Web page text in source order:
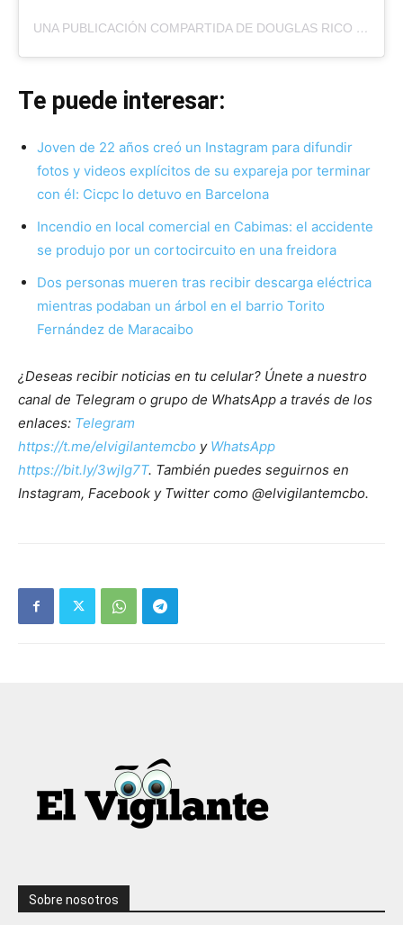
UNA PUBLICACIÓN COMPARTIDA DE DOUGLAS RICO (@DOUGLASRICOVZLA)
Te puede interesar:
Joven de 22 años creó un Instagram para difundir
fotos y videos explícitos de su expareja por terminar
con él: Cicpc lo detuvo en Barcelona
Incendio en local comercial en Cabimas: el accidente
se produjo por un cortocircuito en una freidora
Dos personas mueren tras recibir descarga eléctrica
mientras podaban un árbol en el barrio Torito
Fernández de Maracaibo
¿Deseas recibir noticias en tu celular? Únete a nuestro
canal de Telegram o grupo de WhatsApp a través de los
enlaces: Telegram
https://t.me/elvigilantemcbo y WhatsApp
https://bit.ly/3wjIg7T. También puedes seguirnos en
Instagram, Facebook y Twitter como @elvigilantemcbo.
Sobre nosotros